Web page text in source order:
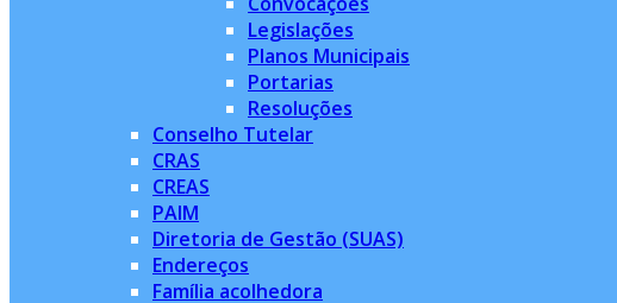
Legislações
Planos Municipais
Portarias
Resoluções
Conselho Tutelar
CRAS
CREAS
PAIM
Diretoria de Gestão (SUAS)
Endereços
Família acolhedora